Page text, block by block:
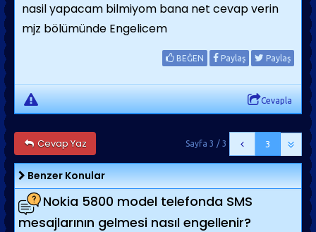
nasil yapacam bilmiyom bana net cevap verin
mjz bölümünde Engelicem
BEĞEN Paylaş Paylaş
Cevapla
Cevap Yaz 3
Sayfa 3 / 3
Benzer Konular
Nokia 5800 model telefonda SMS
mesajlarının gelmesi nasıl engellenir?